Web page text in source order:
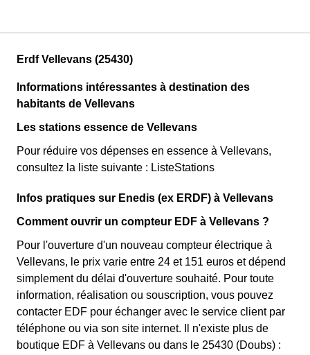
Erdf Vellevans (25430)
Informations intéressantes à destination des
habitants de Vellevans
Les stations essence de Vellevans
Pour réduire vos dépenses en essence à Vellevans,
consultez la liste suivante : ListeStations
Infos pratiques sur Enedis (ex ERDF) à Vellevans
Comment ouvrir un compteur EDF à Vellevans ?
Pour l'ouverture d'un nouveau compteur électrique à
Vellevans, le prix varie entre 24 et 151 euros et dépend
simplement du délai d'ouverture souhaité. Pour toute
information, réalisation ou souscription, vous pouvez
contacter EDF pour échanger avec le service client par
téléphone ou via son site internet. Il n'existe plus de
boutique EDF à Vellevans ou dans le 25430 (Doubs) :